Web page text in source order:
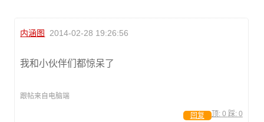
内涵图 2014-02-28 19:26:56
我和小伙伴们都惊呆了
跟帖来自电脑端
顶: 0 踩: 0
回复